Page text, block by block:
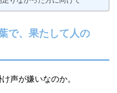
で、果たして人の
声が嫌いなのか。